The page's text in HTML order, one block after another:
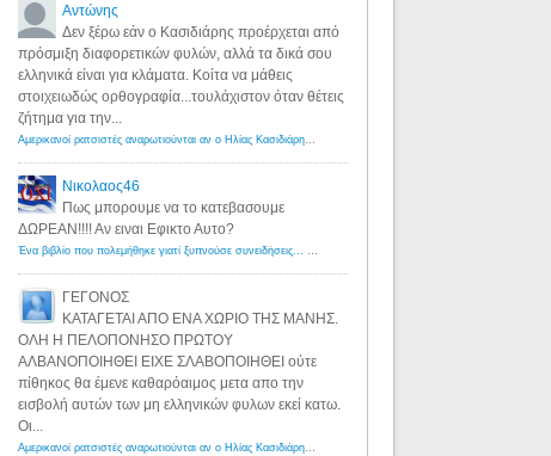
Αντώνης
Δεν ξέρω εάν ο Κασιδιάρης προέρχεται από
πρόσμιξη διαφορετικών φυλών, αλλά τα δικά σου
ελληνικά είναι για κλάματα. Κοίτα να μάθεις
στοιχειωδώς ορθογραφία...τουλάχιστον όταν θέτεις
ζήτημα για την...
Αμερικανοί ρατσιστές αναρωτιούνται αν ο Ηλίας Κασιδιάρης ανήκει στη λευκή φυλή... - Λόγιος Ερμής
Νικολαος46
Πως μπορουμε να το κατεβασουμε
ΔΩΡΕΑΝ!!!! Αν ειναι Εφικτο Αυτο?
Ένα βιβλίο που πολεμήθηκε γιατί ξυπνούσε συνειδήσεις... - Λόγιος Ερμής | Η γνώση ξεκινάει με την αναζήτηση...
ΓΕΓΟΝΟΣ
ΚΑΤΑΓΕΤΑΙ ΑΠΟ ΕΝΑ ΧΩΡΙΟ ΤΗΣ ΜΑΝΗΣ.
ΟΛΗ Η ΠΕΛΟΠΟΝΗΣΟ ΠΡΩΤΟΥ
ΑΛΒΑΝΟΠΟΙΗΘΕΙ ΕΙΧΕ ΣΛΑΒΟΠΟΙΗΘΕΙ ούτε
πίθηκος θα έμενε καθαρόαιμος μετα απο την
εισβολή αυτών των μη ελληνικών φυλων εκεί κατω.
Οι...
Αμερικανοί ρατσιστές αναρωτιούνται αν ο Ηλίας Κασιδιάρης ανήκει στη λευκή φυλή... - Λόγιος Ερμής